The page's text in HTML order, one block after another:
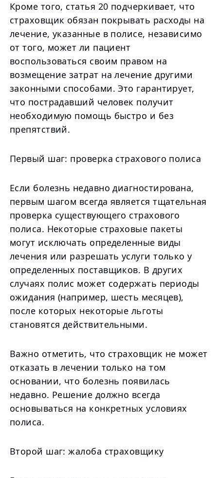
Кроме того, статья 20 подчеркивает, что
страховщик обязан покрывать расходы на
лечение, указанные в полисе, независимо
от того, может ли пациент
воспользоваться своим правом на
возмещение затрат на лечение другими
законными способами. Это гарантирует,
что пострадавший человек получит
необходимую помощь быстро и без
препятствий.
Первый шаг: проверка страхового полиса
Если болезнь недавно диагностирована,
первым шагом всегда является тщательная
проверка существующего страхового
полиса. Некоторые страховые пакеты
могут исключать определенные виды
лечения или разрешать услуги только у
определенных поставщиков. В других
случаях полис может содержать периоды
ожидания (например, шесть месяцев),
после которых некоторые льготы
становятся действительными.
Важно отметить, что страховщик не может
отказать в лечении только на том
основании, что болезнь появилась
недавно. Решение должно всегда
основываться на конкретных условиях
полиса.
Второй шаг: жалоба страховщику